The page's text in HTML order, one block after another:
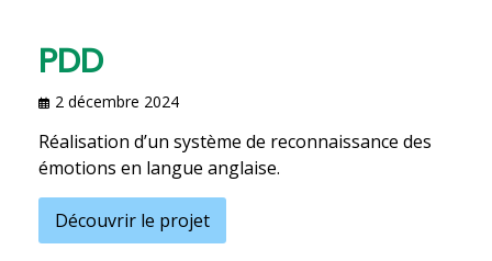
PDD
2 décembre 2024
Réalisation d’un système de reconnaissance des
émotions en langue anglaise.
Découvrir le projet